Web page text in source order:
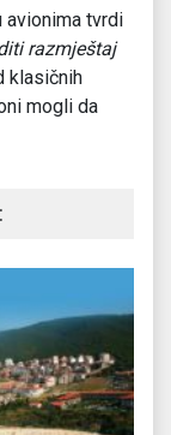
avionima tvrdi
razmještaj
klasičnih
mogli da